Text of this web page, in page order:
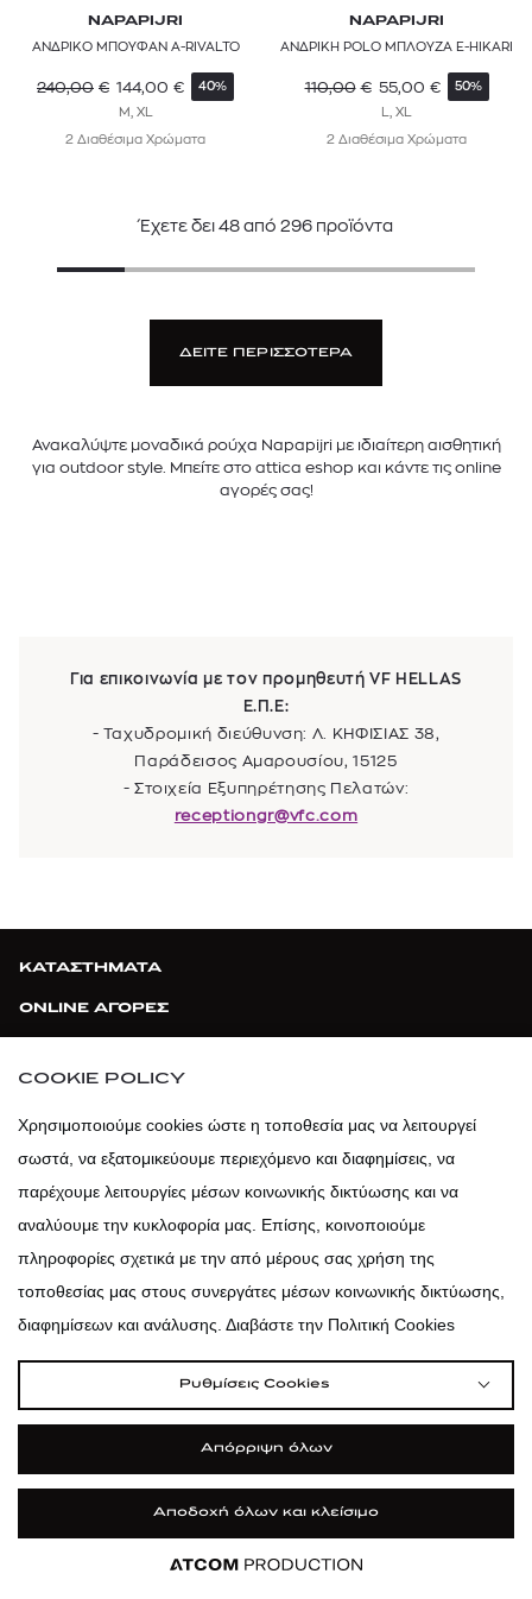
NAPAPIJRI
ΑΝΔΡΙΚΟ ΜΠΟΥΦΑΝ A-RIVALTO
240,00 € 144,00 € 40%
M, XL
2 Διαθέσιμα Χρώματα
NAPAPIJRI
ΑΝΔΡΙΚΗ POLO ΜΠΛΟΥΖΑ E-HIKARI
110,00 € 55,00 € 50%
L, XL
2 Διαθέσιμα Χρώματα
Έχετε δει 48από 296προϊόντα
ΔΕΙΤΕ ΠΕΡΙΣΣΟΤΕΡΑ
Ανακαλύψτε μοναδικά ρούχα Napapijri με ιδιαίτερη αισθητική
για outdoor style. Μπείτε στο attica eshop και κάντε τις online
αγορές σας!
Για επικοινωνία με τον προμηθευτή VF HELLAS
Ε.Π.Ε:
- Ταχυδρομική διεύθυνση: Λ. ΚΗΦΙΣΙΑΣ 38,
Παράδεισος Αμαρουσίου, 15125
- Στοιχεία Εξυπηρέτησης Πελατών:
receptiongr@vfc.com
ΚΑΤΑΣΤΗΜΑΤΑ
ONLINE ΑΓΟΡΕΣ
ΣΧΕΤΙΚΑ ΜΕ ΕΜΑΣ
Newsletter
δεδομένων .
atticadps
atticaofficial |atticabeauty
COOKIE POLICY
Χρησιμοποιούμε cookies ώστε η τοποθεσία μας να λειτουργεί
σωστά, να εξατομικεύουμε περιεχόμενο και διαφημίσεις, να
παρέχουμε λειτουργίες μέσων κοινωνικής δικτύωσης και να
αναλύουμε την κυκλοφορία μας. Επίσης, κοινοποιούμε
πληροφορίες σχετικά με την από μέρους σας χρήση της
τοποθεσίας μας στους συνεργάτες μέσων κοινωνικής δικτύωσης,
διαφημίσεων και ανάλυσης. Διαβάστε την Πολιτική Cookies
Ρυθμίσεις Cookies
Απόρριψη όλων
Αποδοχή όλων και κλείσιμο